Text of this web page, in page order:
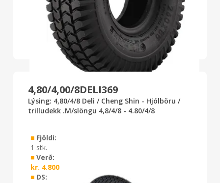
Lýsing: 4,80/4/8 Deli / Cheng Shin - Hjólböru /
trilludekk .M/slöngu 4,8/4/8 - 4.80/4/8
■Fjöldi:
1 stk.
■Verð:
kr. 4.800
■DS:
4,80/4,00/8DELI369